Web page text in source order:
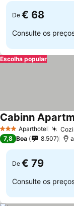
De € 68
Consulte os
Escolha popular
3 EstrelasAparthotel
Cabinn
7,8 Boa 8.507
De € 79
Consulte os